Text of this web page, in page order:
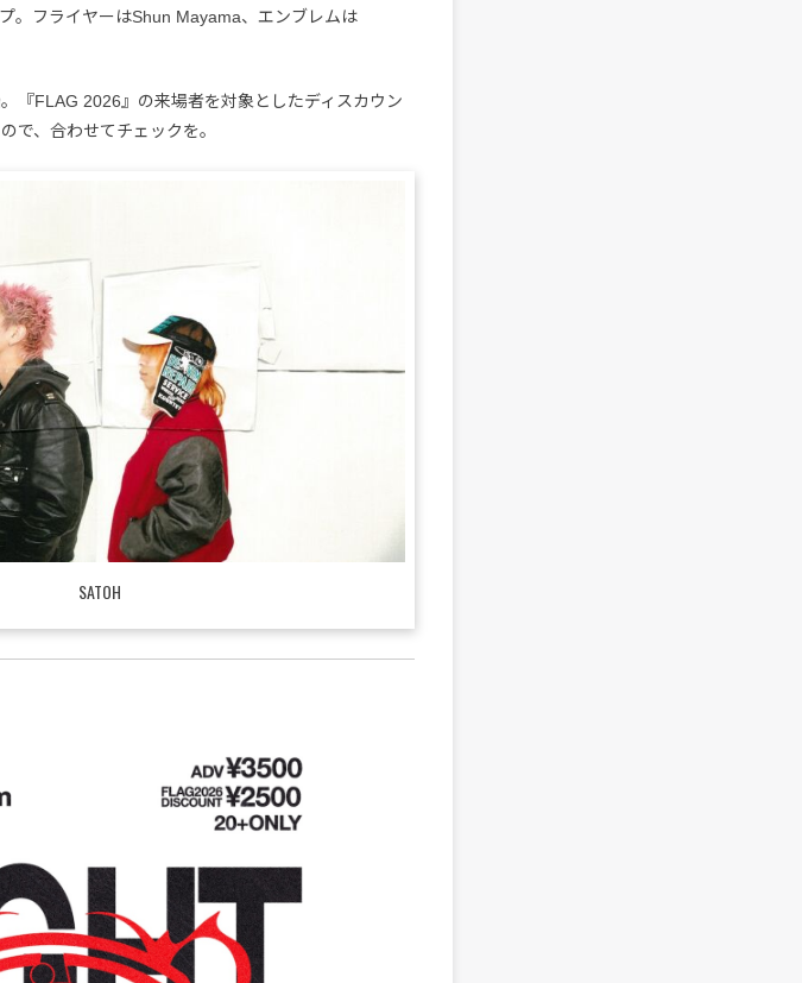
。フライヤーはShun Mayama、エンブレムは
『FLAG 2026』の来場者を対象としたディスカウン
で、合わせてチェックを。
SATOH